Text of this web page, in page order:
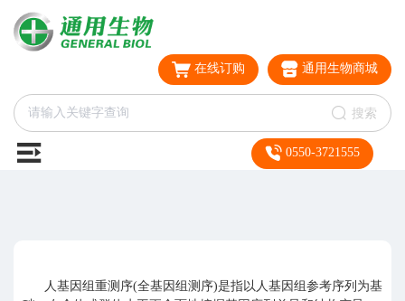
在线订购 通用生物商城
搜索
0550-3721555
人基因组重测序(全基因组测序)是指以人基因组参考序列为基